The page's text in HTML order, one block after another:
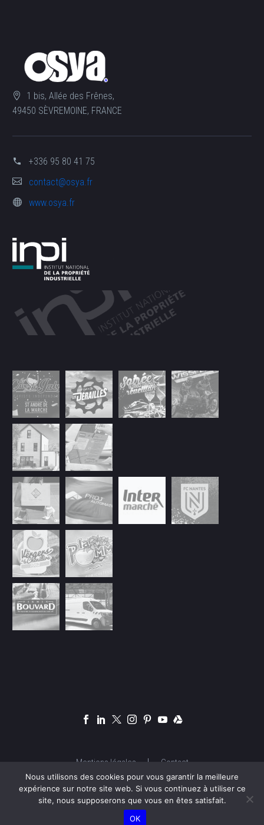
1 bis, Allée des Frênes,
49450 SÈVREMOINE, FRANCE
+336 95 80 41 75
contact@osya.fr
www.osya.fr
Mentions légales Contact
© Copyright 2026 OSYA Studio | OSYA.FR
Nous utilisons des cookies pour vous garantir la meilleure
expérience sur notre site web. Si vous continuez à utiliser ce
site, nous supposerons que vous en êtes satisfait.
OK